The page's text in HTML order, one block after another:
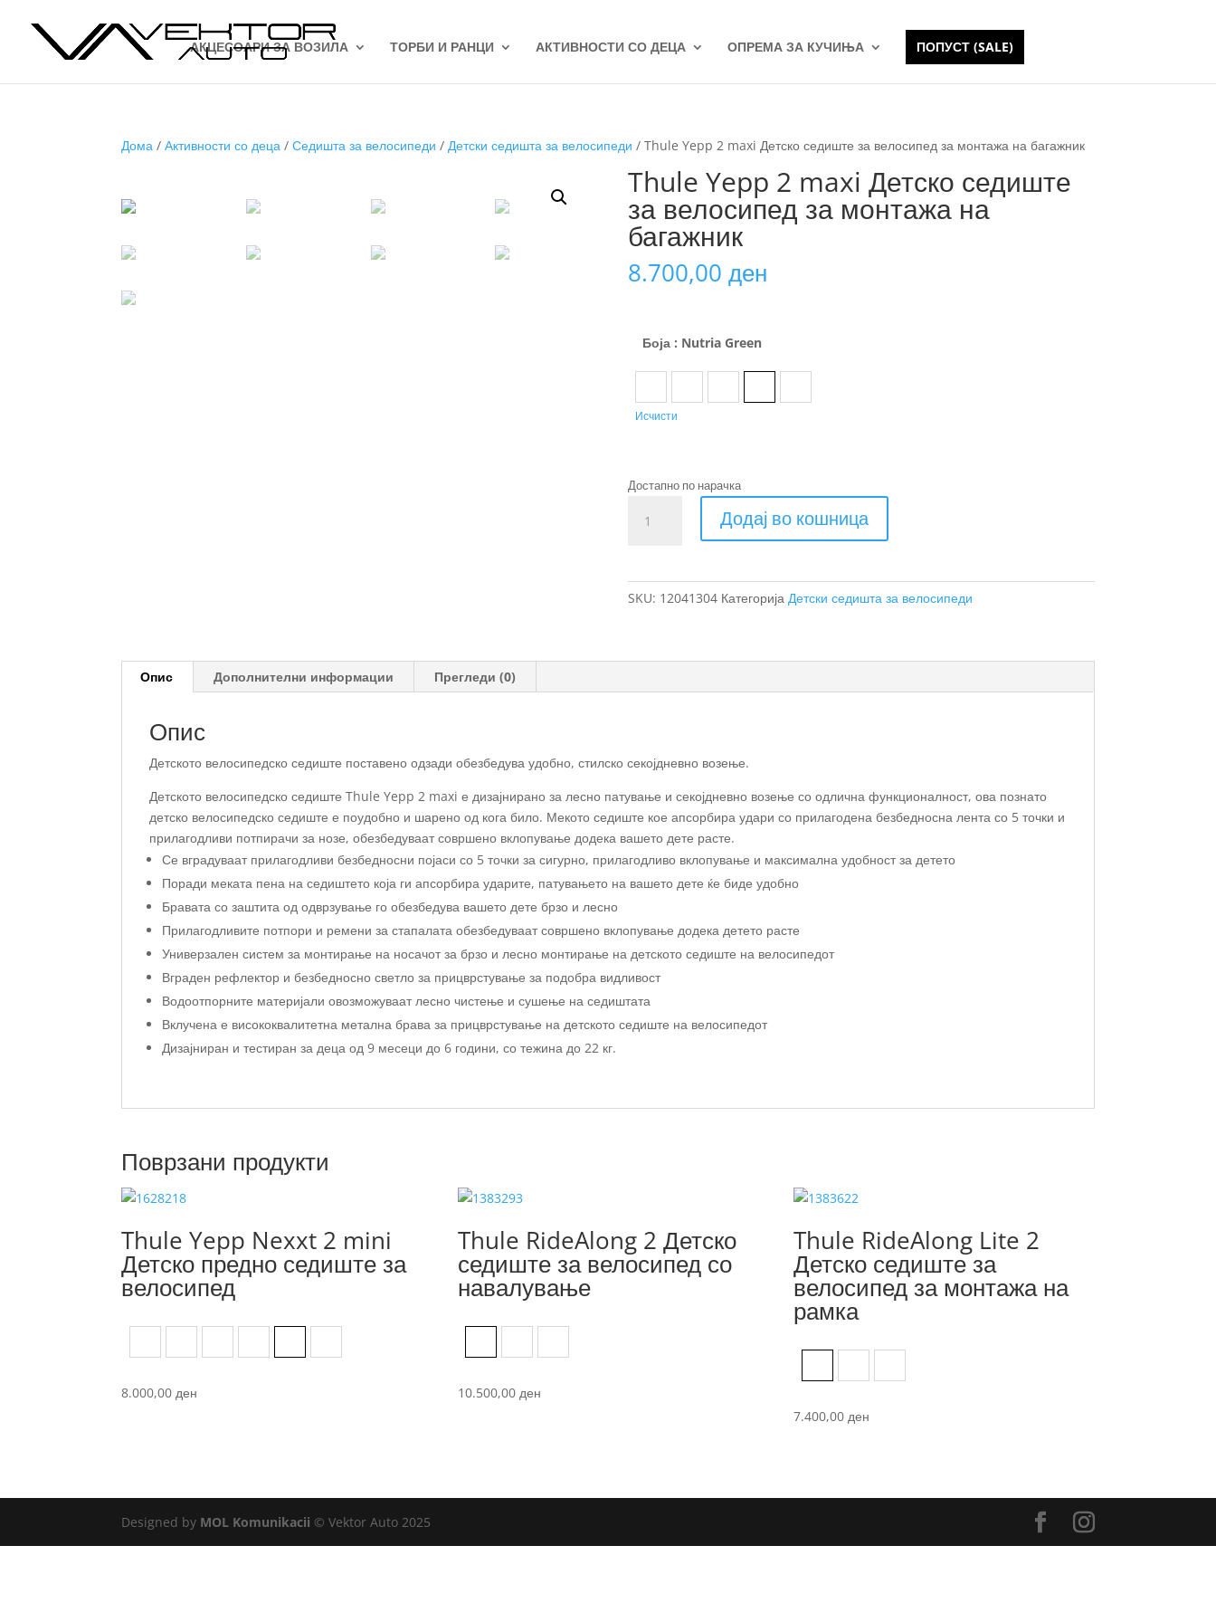
АКЦЕСОАРИ ЗА ВОЗИЛА ТОРБИ И РАНЦИ АКТИВНОСТИ СО ДЕЦА ОПРЕМА ЗА КУЧИЊА ПОПУСТ (SALE)
Дома /Активности со деца /Седишта за велосипеди /Детски седишта за велосипеди / Thule Yepp 2 maxi Детско седиште за велосипед за монтажа на багажник
Thule Yepp 2 maxi Детско седиште
за велосипед за монтажа на
багажник
8.700,00 ден
Боја: Nutria Green
Исчисти
Достапно по нарачка
Yepp
монтажа
количина
Додај во кошница
SKU: 12041304 Категорија Детски седишта за велосипеди
Опис Дополнителни информации Прегледи (0)
Опис
Детското велосипедско седиште поставено одзади обезбедува удобно, стилско секојдневно возење.
Детското велосипедско седиште Thule Yepp 2 maxi е дизајнирано за лесно патување и секојдневно возење со одлична функционалност, ова познато
детско велосипедско седиште е поудобно и шарено од кога било. Мекото седиште кое апсорбира удари со прилагодена безбедносна лента со 5 точки и
прилагодливи потпирачи за нозе, обезбедуваат совршено вклопување додека вашето дете расте.
Се вградуваат прилагодливи безбедносни појаси со 5 точки за сигурно, прилагодливо вклопување и максимална удобност за детето
Поради меката пена на седиштето која ги апсорбира ударите, патувањето на вашето дете ќе биде удобно
Бравата со заштита од одврзување го обезбедува вашето дете брзо и лесно
Прилагодливите потпори и ремени за стапалата обезбедуваат совршено вклопување додека детето расте
Универзален систем за монтирање на носачот за брзо и лесно монтирање на детското седиште на велосипедот
Вграден рефлектор и безбедносно светло за прицврстување за подобра видливост
Водоотпорните материјали овозможуваат лесно чистење и сушење на седиштата
Вклучена е висококвалитетна метална брава за прицврстување на детското седиште на велосипедот
Дизајниран и тестиран за деца од 9 месеци до 6 години, со тежина до 22 кг.
Поврзани продукти
Thule Yepp Nexxt 2 mini
Детско предно седиште за
велосипед
8.000,00ден
Thule RideAlong 2 Детско
седиште за велосипед со
навалување
10.500,00 ден
Thule RideAlong Lite 2
Детско седиште за
велосипед за монтажа на
рамка
7.400,00ден
Designed by MOL Komunikacii © Vektor Auto 2025